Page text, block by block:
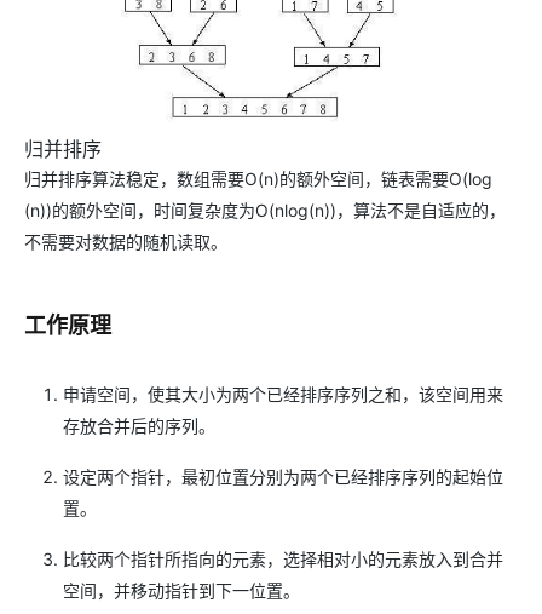
归并排序
归并排序算法稳定，数组需要O(n)的额外空间，链表需要O(log
(n))的额外空间，时间复杂度为O(nlog(n))，算法不是自适应的，
不需要对数据的随机读取。
工作原理
申请空间，使其大小为两个已经排序序列之和，该空间用来
存放合并后的序列。
设定两个指针，最初位置分别为两个已经排序序列的起始位
置。
比较两个指针所指向的元素，选择相对小的元素放入到合并
空间，并移动指针到下一位置。